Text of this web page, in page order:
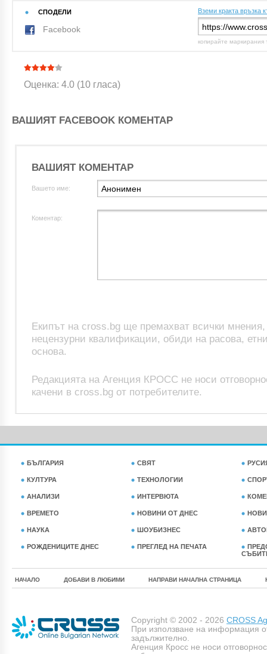
СПОДЕЛИ
Facebook
Вземи кракта връзка
копирайте маркирания
Оценка: 4.0 (10 гласа)
ВАШИЯТ FACEBOOK КОМЕНТАР
ВАШИЯТ КОМЕНТАР
Вашето име:
Коментар:
Екипът на cross.bg ще премахват всички
нецензурни квалификации, обиди на расова,
основа.
Редакцията на Агенция КРОСС не носи
качени в cross.bg от потребителите.
БЪЛГАРИЯ СВЯТ
КУЛТУРА ТЕХНОЛОГИИ
АНАЛИЗИ ИНТЕРВЮТА
ВРЕМЕТО НОВИНИ ОТ ДНЕС
НАУКА ШОУБИЗНЕС
РОЖДЕНИЦИТЕ ДНЕС ПРЕГЛЕД НА ПЕЧАТА
НАЧАЛО ДОБАВИ В ЛЮБИМИ НАПРАВИ НАЧАЛНА СТРАНИЦА
Copyright © 2002 - 2026 CROSS
При използване на информация
задължително.
Агенция Кросс не носи